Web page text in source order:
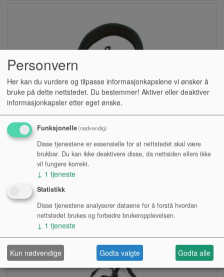
REIM, SAX, NEO6, NAKKE REGULAR
Lagerstatus:
Kjøp
Personvern
Her kan du vurdere og tilpasse informasjonkapslene vi ønsker å
bruke på dette nettstedet. Du bestemmer! Aktiver eller deaktiver
informasjonkapsler etter eget ønske.
Funksjonelle(nødvendig)
Disse tjenestene er essensielle for at nettstedet skal være
brukbar. Du kan ikke deaktivere disse, da nettsiden ellers ikke
vil fungere korrekt.
↓ 1 tjeneste
Statistikk
Disse tjenestene analyserer dataene for å forstå hvordan
nettstedet brukes og forbedre brukeropplevelsen.
↓ 1 tjeneste
Kun nødvendige Godta valgte Godta alle